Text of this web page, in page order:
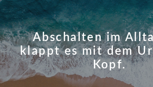
Abschalten im
klappt es mit dem
Kopf.